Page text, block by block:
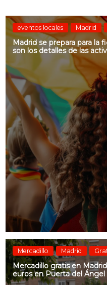
eventos locales Madrid
Madrid se prepara para la
son los detalles de las
Mercadillo Madrid
Mercadillo gratis en
euros en Puerta del Ángel